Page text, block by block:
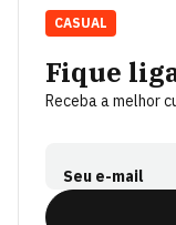
Fique
Receba a melhor
Seu e-mail
CASUAL